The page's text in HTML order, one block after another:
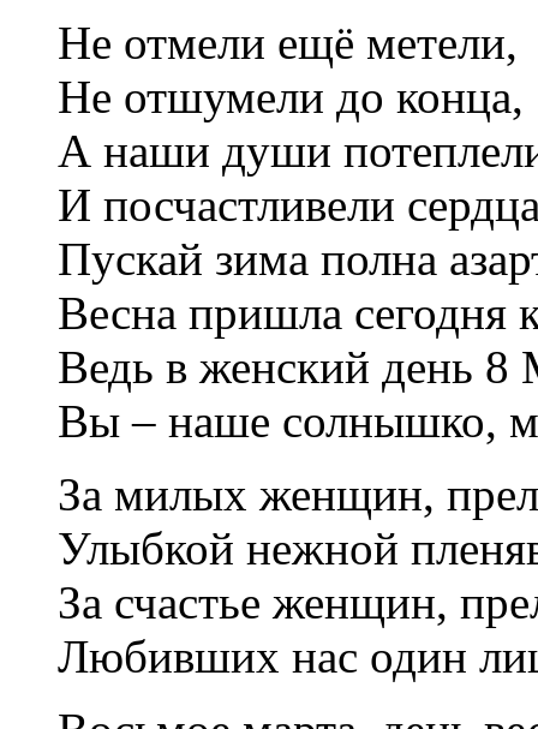
Не отмели ещё метели,
Не отшумели до конца,
А наши души
И посчастливели
Пускай зима полна
Весна пришла сегодня
Ведь в женский день 8
Вы – наше солнышко,
За милых женщин,
Улыбкой нежной
За счастье женщин,
Любивших нас один